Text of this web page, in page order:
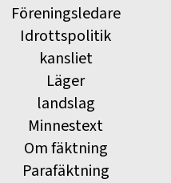
Föreningsledare
Idrottspolitik
kansliet
Läger
landslag
Minnestext
Om fäktning
Parafäktning